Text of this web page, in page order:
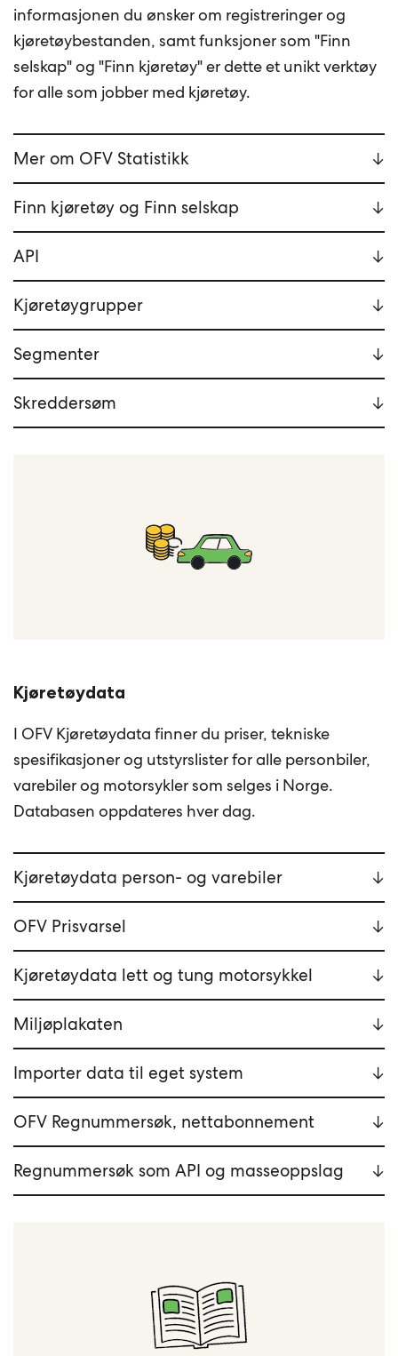
informasjonen du ønsker om registreringer og
kjøretøybestanden, samt funksjoner som "Finn
selskap" og "Finn kjøretøy" er dette et unikt verktøy
for alle som jobber med kjøretøy.
Mer om OFV Statistikk
Finn kjøretøy og Finn selskap
API
Kjøretøygrupper
Segmenter
Skreddersøm
Kjøretøydata
I OFV Kjøretøydata finner du priser, tekniske
spesifikasjoner og utstyrslister for alle personbiler,
varebiler og motorsykler som selges i Norge.
Databasen oppdateres hver dag.
Kjøretøydata person- og varebiler
OFV Prisvarsel
Kjøretøydata lett og tung motorsykkel
Miljøplakaten
Importer data til eget system
OFV Regnummersøk, nettabonnement
Regnummersøk som API og masseoppslag